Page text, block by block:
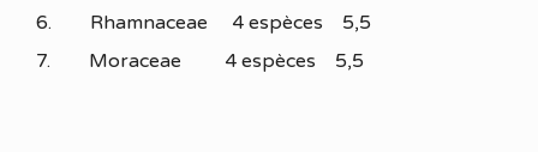
6. Rhamnaceae 4 espèces 5,5
7. Moraceae 4 espèces 5,5